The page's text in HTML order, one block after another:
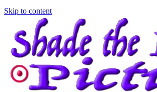
Skip to content